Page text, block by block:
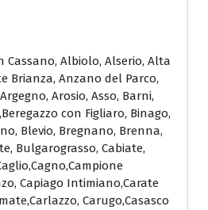
Cassano, Albiolo, Alserio, Alta
Brianza, Anzano del Parco,
Arosio, Asso, Barni,
con Figliaro, Binago,
Blevio, Bregnano, Brenna,
Bulgarograsso, Cabiate,
Capiago Intimiano,Carate
Carugo,Casasco